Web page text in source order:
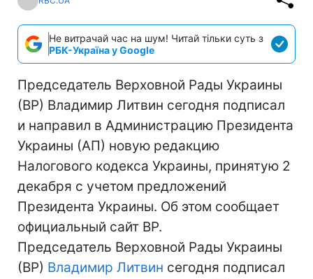
Не витрачай час на шум! Читай тільки суть з
РБК-Україна у Google
Председатель Верховной Рады Украины
(ВР) Владимир Литвин сегодня подписал
и направил в Администрацию Президента
Украины (АП) новую редакцию
Налогового кодекса Украины, принятую 2
декабря с учетом предложений
Президента Украины. Об этом сообщает
официальный сайт ВР.
Председатель Верховной Рады Украины
(ВР) Владимир Литвин сегодня подписал